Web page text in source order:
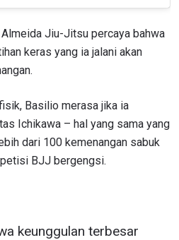
Jiu-Jitsu percaya bahwa
keras yang ia jalani akan
Basilio merasa jika ia
Ichikawa – hal yang sama yang
dari 100 kemenangan sabuk
BJJ bergengsi.
keunggulan terbesar